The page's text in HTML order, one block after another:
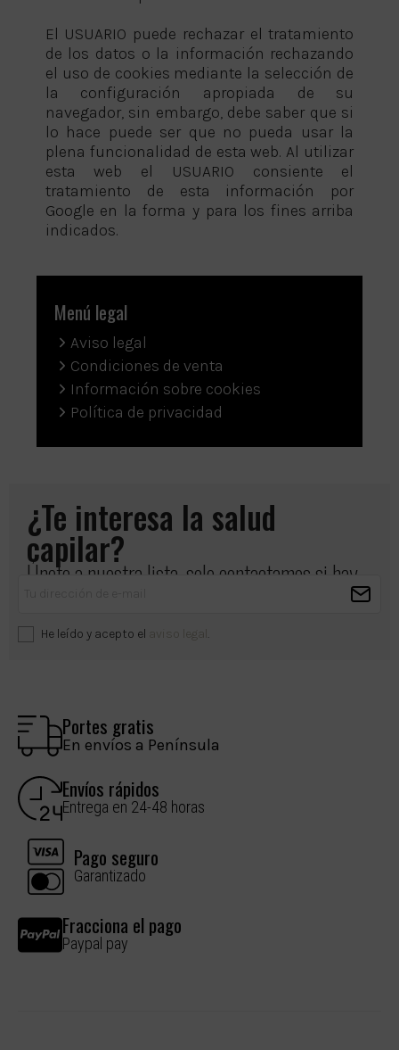
Menú legal
Aviso legal
Condiciones de venta
Información sobre cookies
Política de privacidad
El USUARIO puede rechazar el tratamiento
de los datos o la información rechazando
el uso de cookies mediante la selección de
la configuración apropiada de su
navegador, sin embargo, debe saber que si
lo hace puede ser que no pueda usar la
plena funcionalidad de esta web. Al utilizar
esta web el USUARIO consiente el
tratamiento de esta información por
Google en la forma y para los fines arriba
indicados.
¿Te interesa la salud
capilar?
Únete a nuestra lista, solo contactamos si hay
He leído y acepto el aviso legal .
Portes gratis
En envíos a Península
Envíos rápidos
Entrega en 24-48 horas
Pago seguro
Garantizado
Fracciona el pago
Paypal pay